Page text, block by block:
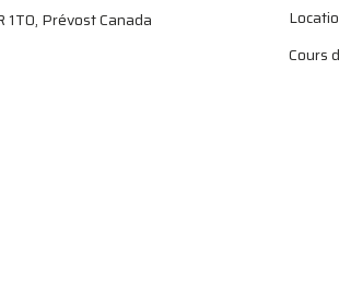
1T0, Prévost Canada
Cours